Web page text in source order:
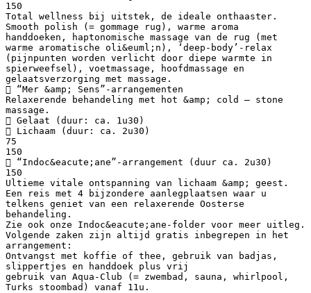
150
Total wellness bij uitstek, de ideale onthaaster.
Smooth polish (= gommage rug), warme aroma
handdoeken, haptonomische massage van de rug (met
warme aromatische oli&euml;n), ‘deep-body’-relax
(pijnpunten worden verlicht door diepe warmte in
spierweefsel), voetmassage, hoofdmassage en
gelaatsverzorging met massage.
 “Mer &amp; Sens”-arrangementen
Relaxerende behandeling met hot &amp; cold – stone
massage.
 Gelaat (duur: ca. 1u30)
 Lichaam (duur: ca. 2u30)
75
150
 “Indoc&eacute;ane”-arrangement (duur ca. 2u30)
150
Ultieme vitale ontspanning van lichaam &amp; geest.
Een reis met 4 bijzondere aanlegplaatsen waar u
telkens geniet van een relaxerende Oosterse
behandeling.
Zie ook onze Indoc&eacute;ane-folder voor meer uitleg.
Volgende zaken zijn altijd gratis inbegrepen in het
arrangement:
Ontvangst met koffie of thee, gebruik van badjas,
slippertjes en handdoek plus vrij
gebruik van Aqua-Club (= zwembad, sauna, whirlpool,
Turks stoombad) vanaf 11u.